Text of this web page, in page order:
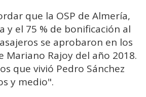
que la OSP de Almería,
y el 75 % de bonificación al
se aprobaron en los
Mariano Rajoy del año 2018.
que vivió Pedro Sánchez
y medio".